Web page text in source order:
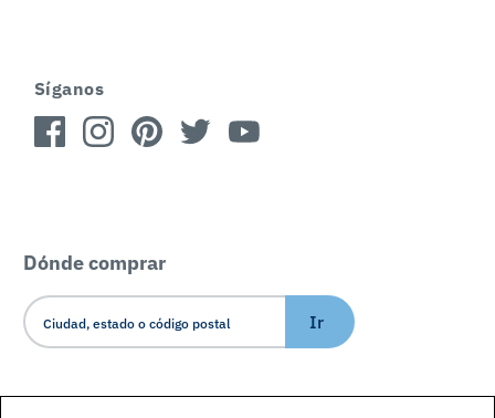
Síganos
Dónde comprar
Ir